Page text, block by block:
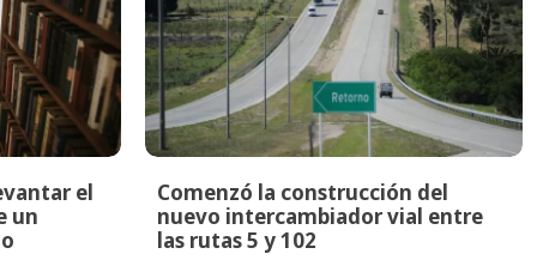
el
un
Comenzó la construcción del
nuevo intercambiador vial entre
las rutas 5 y 102